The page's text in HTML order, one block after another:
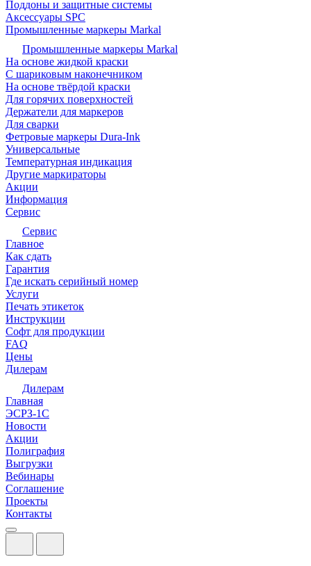
Поддоны и защитные системы
Аксессуары SPC
Промышленные маркеры Markal
Промышленные маркеры Markal
На основе жидкой краски
С шариковым наконечником
На основе твёрдой краски
Для горячих поверхностей
Держатели для маркеров
Для сварки
Фетровые маркеры Dura-Ink
Универсальные
Температурная индикация
Другие маркираторы
Акции
Информация
Сервис
Сервис
Главное
Как сдать
Гарантия
Где искать серийный номер
Услуги
Печать этикеток
Инструкции
Софт для продукции
FAQ
Цены
Дилерам
Дилерам
Главная
ЭСРЗ-1С
Новости
Акции
Полиграфия
Выгрузки
Вебинары
Соглашение
Проекты
Контакты